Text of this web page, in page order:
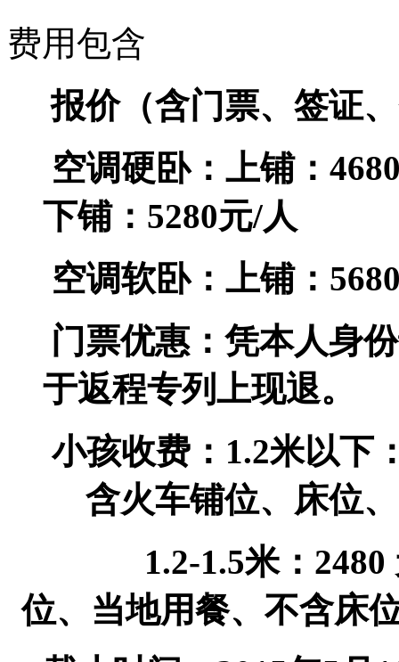
费用包含
报价（含门票、签证
空调硬卧：上铺：
下铺： 5280元/人
空调软卧：上铺：
门票优惠：凭本人身
于返程专列上现退。
小孩收费： 1.2米以下
含火车铺位、床位
1.2-1.5米： 2480
位、当地用餐、不含床